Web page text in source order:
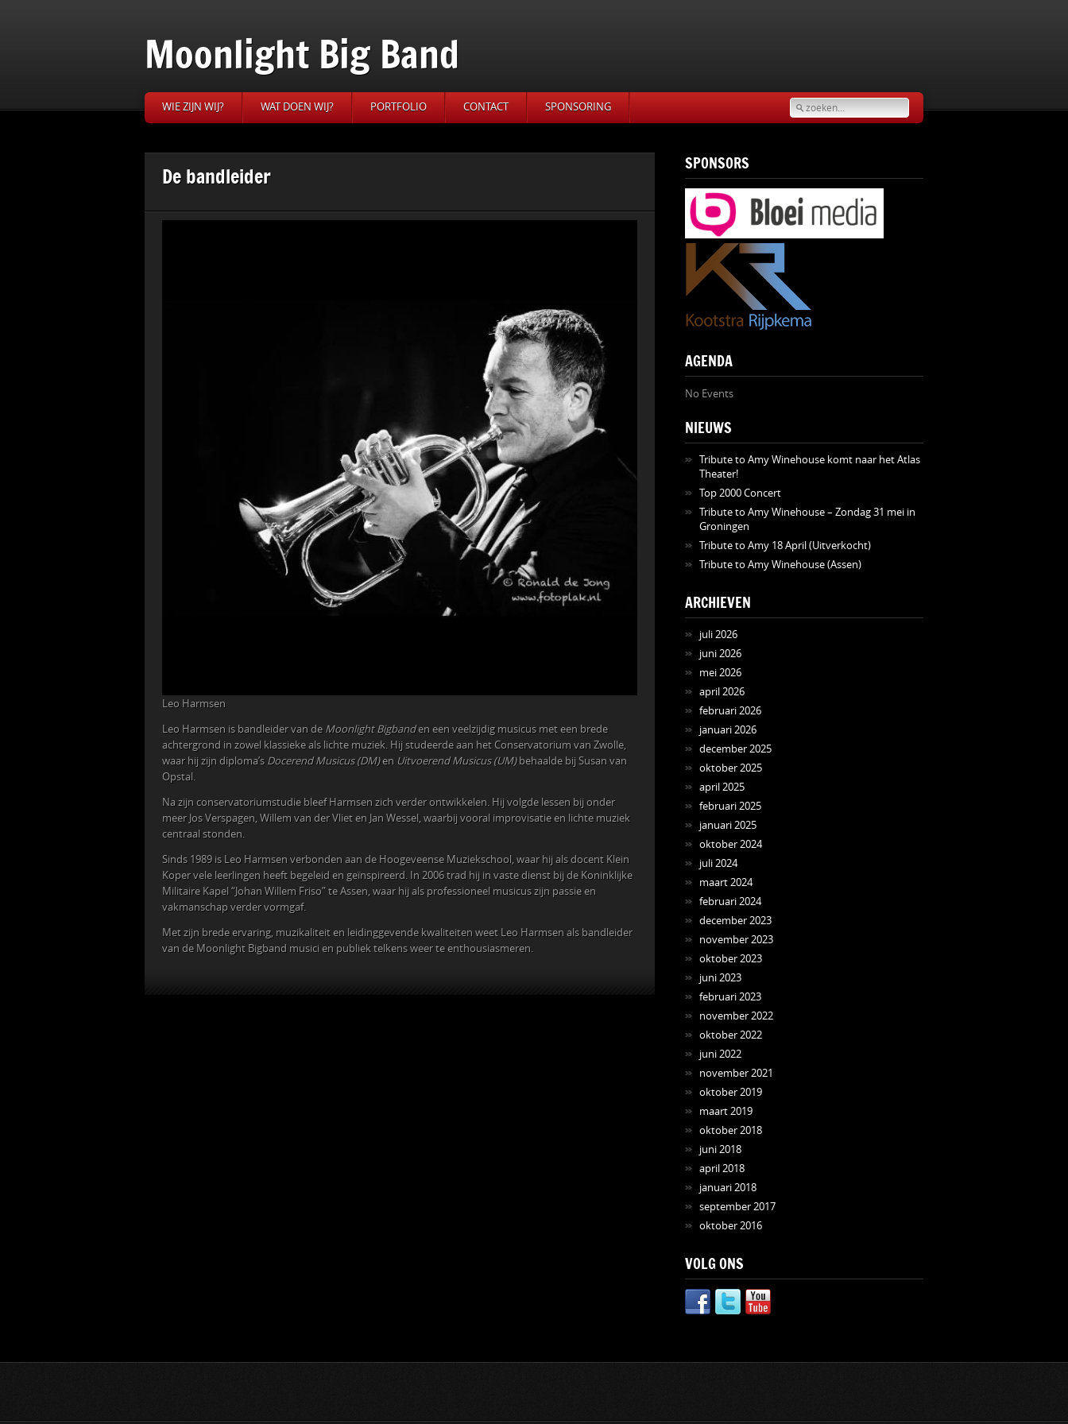
Moonlight Big Band
WIE ZIJN WIJ? WAT DOEN WIJ? PORTFOLIO CONTACT SPONSORING
De bandleider
Leo Harmsen
Leo Harmsen is bandleider van de Moonlight Bigbanden een veelzijdig musicus met een brede
achtergrond in zowel klassieke als lichte muziek. Hij studeerde aan het Conservatorium van Zwolle,
waar hij zijn diploma’s Docerend Musicus (DM)en Uitvoerend Musicus (UM)behaalde bij Susan van
Opstal.
Na zijn conservatoriumstudie bleef Harmsen zich verder ontwikkelen. Hij volgde lessen bij onder
meer Jos Verspagen, Willem van der Vliet en Jan Wessel, waarbij vooral improvisatie en lichte muziek
centraal stonden.
Sinds 1989 is Leo Harmsen verbonden aan de Hoogeveense Muziekschool, waar hij als docent Klein
Koper vele leerlingen heeft begeleid en geïnspireerd. In 2006 trad hij in vaste dienst bij de Koninklijke
Militaire Kapel “Johan Willem Friso” te Assen, waar hij als professioneel musicus zijn passie en
vakmanschap verder vormgaf.
Met zijn brede ervaring, muzikaliteit en leidinggevende kwaliteiten weet Leo Harmsen als bandleider
van de Moonlight Bigband musici en publiek telkens weer te enthousiasmeren.
SPONSORS
AGENDA
No Events
NIEUWS
Tribute to Amy Winehouse komt naar het Atlas
Theater!
Top 2000 Concert
Tribute to Amy Winehouse – Zondag 31 mei in
Groningen
Tribute to Amy 18 April (Uitverkocht)
Tribute to Amy Winehouse (Assen)
ARCHIEVEN
juli 2026
juni 2026
mei 2026
april 2026
februari 2026
januari 2026
december 2025
oktober 2025
april 2025
februari 2025
januari 2025
oktober 2024
juli 2024
maart 2024
februari 2024
december 2023
november 2023
oktober 2023
juni 2023
februari 2023
november 2022
oktober 2022
juni 2022
november 2021
oktober 2019
maart 2019
oktober 2018
juni 2018
april 2018
januari 2018
september 2017
oktober 2016
VOLG ONS